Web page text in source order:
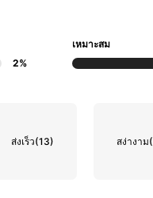
2%
เหมาะสม
ส่งเร็ว(13) สง่างาม